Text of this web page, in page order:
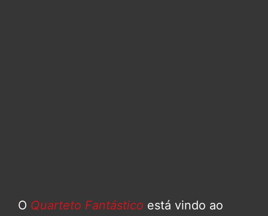
O Quarteto Fantástico está vindo ao